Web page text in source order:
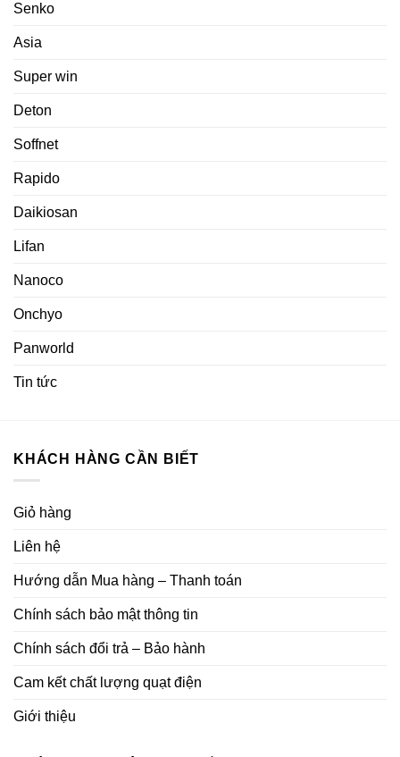
Senko
Asia
Super win
Deton
Soffnet
Rapido
Daikiosan
Lifan
Nanoco
Onchyo
Panworld
Tin tức
KHÁCH HÀNG CẦN BIẾT
Giỏ hàng
Liên hệ
Hướng dẫn Mua hàng – Thanh toán
Chính sách bảo mật thông tin
Chính sách đổi trả – Bảo hành
Cam kết chất lượng quạt điện
Giới thiệu